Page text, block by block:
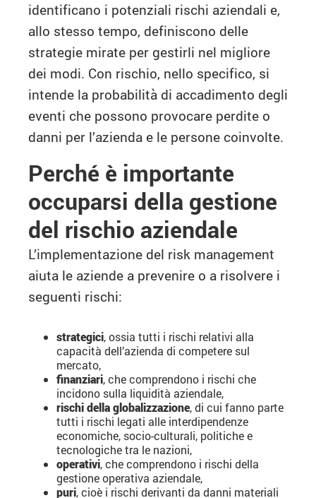
identificano i potenziali rischi aziendali e,
allo stesso tempo, definiscono delle
strategie mirate per gestirli nel migliore
dei modi. Con rischio, nello specifico, si
intende la probabilità di accadimento degli
eventi che possono provocare perdite o
danni per l’azienda e le persone coinvolte.
Perché è importante
occuparsi della gestione
del rischio aziendale
L’implementazione del risk management
aiuta le aziende a prevenire o a risolvere i
seguenti rischi:
strategici, ossia tutti i rischi relativi alla
capacità dell’azienda di competere sul
mercato,
finanziari, che comprendono i rischi che
incidono sulla liquidità aziendale,
rischi della globalizzazione, di cui fanno parte
tutti i rischi legati alle interdipendenze
economiche, socio-culturali, politiche e
tecnologiche tra le nazioni,
operativi, che comprendono i rischi della
gestione operativa aziendale,
puri, cioè i rischi derivanti da danni materiali